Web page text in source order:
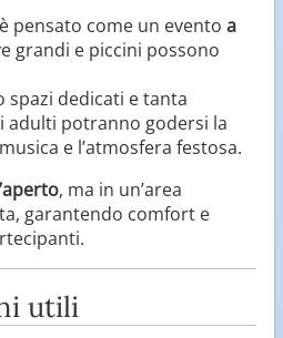
pensato come un evento a
grandi e piccini possono
spazi dedicati e tanta
adulti potranno godersi la
e l’atmosfera festosa.
, ma in un’area
garantendo comfort e
utili